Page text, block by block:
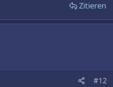
Zitieren
#12